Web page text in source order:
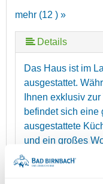
mehr (12 ) »
mehr (12 ) »
mehr (12 ) »
mehr (12 ) »
mehr (12 ) »
mehr (12 ) »
mehr (12 ) »
mehr (12 ) »
mehr (12 ) »
Details
Das Haus ist im
ausgestattet.
Ihnen exklusiv
befindet sich eine
ausgestattete
und ein großes
Fernseher und
großes Bad mit